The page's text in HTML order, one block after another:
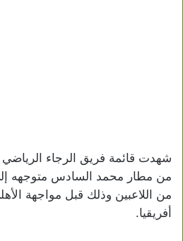
شهدت قائمة فريق الرجاء
من مطار محمد السادس متوجهه
من اللاعبين وذلك قبل مواجهة
أفريقيا.